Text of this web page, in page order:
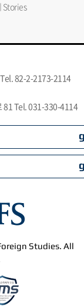
Stories
82-2-2173-2114
81 Tel. 031-330-4114
Studies. All